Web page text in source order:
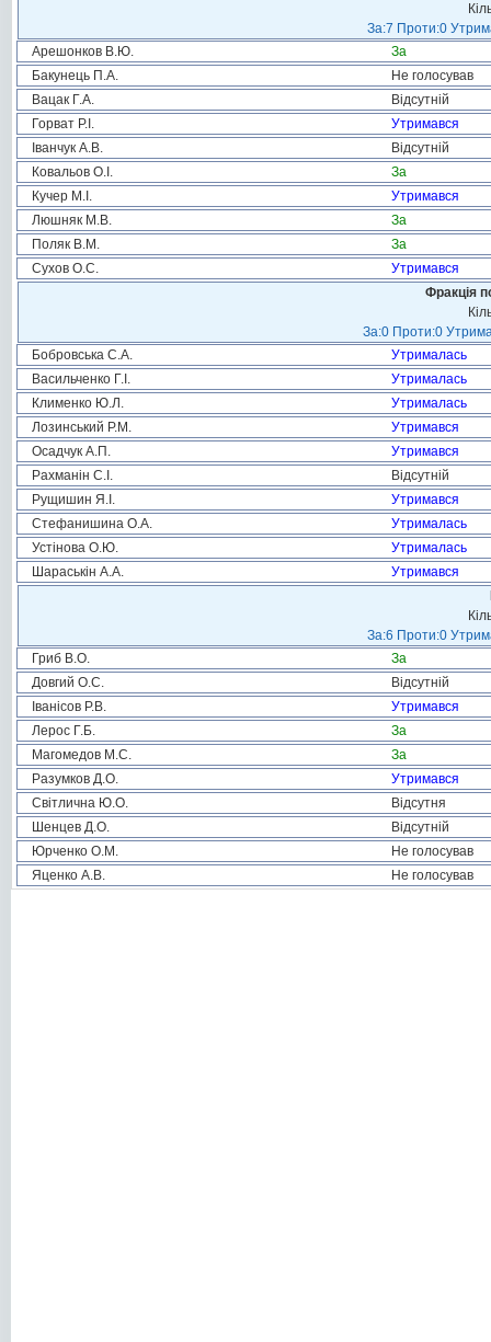
За:7 Проти:0
Арешонков В.Ю.
За
Бакунець П.А.
Не голосував
Вацак Г.А.
Відсутній
Горват Р.І.
Утримався
Іванчук А.В.
Відсутній
Ковальов О.І.
За
Кучер М.І.
Утримався
Люшняк М.В.
За
Поляк В.М.
За
Сухов О.С.
Утримався
Фракція
За:0 Проти:0
Бобровська С.А.
Утрималась
Васильченко Г.І.
Утрималась
Клименко Ю.Л.
Утрималась
Лозинський Р.М.
Утримався
Осадчук А.П.
Утримався
Рахманін С.І.
Відсутній
Рущишин Я.І.
Утримався
Стефанишина О.А.
Утрималась
Устінова О.Ю.
Утрималась
Шараськін А.А.
Утримався
За:6 Проти:0
Гриб В.О.
За
Довгий О.С.
Відсутній
Іванісов Р.В.
Утримався
Лерос Г.Б.
За
Магомедов М.С.
За
Разумков Д.О.
Утримався
Світлична Ю.О.
Відсутня
Шенцев Д.О.
Відсутній
Юрченко О.М.
Не голосував
Яценко А.В.
Не голосував